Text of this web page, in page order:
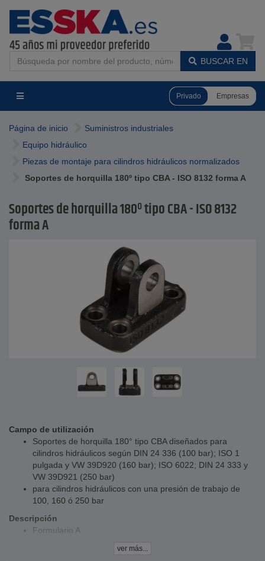
BUSCAR EN
Privado Empresas
Página de inicio
Suministros industriales
Equipo hidráulico
Piezas de montaje para cilindros hidráulicos normalizados
Soportes de horquilla 180º tipo CBA - ISO 8132 forma A
Soportes de horquilla 180º tipo CBA - ISO 8132
forma A
Campo de utilización
Soportes de horquilla 180° tipo CBA diseñados para
cilindros hidráulicos según DIN 24 336 (100 bar); ISO 1
pulgada y VW 39D920 (160 bar); ISO 6022; DIN 24 333 y
VW 39D921 (250 bar)
para cilindros hidráulicos con una presión de trabajo de
100, 160 ó 250 bar
Descripción
Formulario A
Ø 70 mm, Ø 90 mm, Ø 100 mm, Ø 110 mm y Ø 125 mm
ver más...